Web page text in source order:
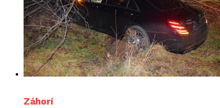
Záhorí